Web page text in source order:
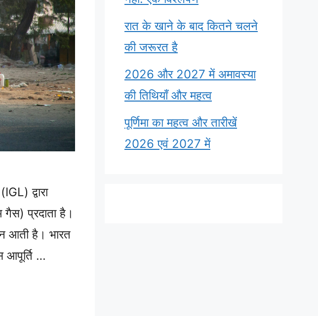
द्वारा
गैस) प्रदाता है।
आती है। भारत
आपूर्ति …
रात के खाने के बाद कितने चलने
की जरूरत है
2026 और 2027 में अमावस्या
की तिथियाँ और महत्व
पूर्णिमा का महत्व और तारीखें
2026 एवं 2027 में